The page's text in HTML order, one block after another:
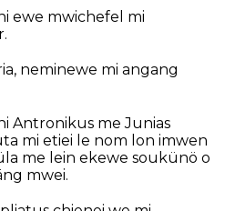
ewe mwichefel mi
neminewe mi angang
Antronikus me Junias
mi etiei le nom lon imwen
me lein ekewe soukünö o
mwei.